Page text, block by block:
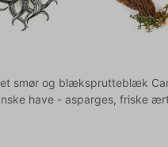
smør og blæksprutteblæk
have - asparges, friske